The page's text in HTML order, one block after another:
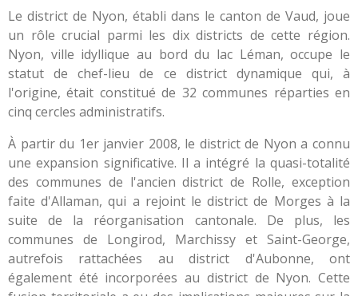
Le district de Nyon, établi dans le canton de Vaud, joue
un rôle crucial parmi les dix districts de cette région.
Nyon, ville idyllique au bord du lac Léman, occupe le
statut de chef-lieu de ce district dynamique qui, à
l'origine, était constitué de 32 communes réparties en
cinq cercles administratifs.
À partir du 1er janvier 2008, le district de Nyon a connu
une expansion significative. Il a intégré la quasi-totalité
des communes de l'ancien district de Rolle, exception
faite d'Allaman, qui a rejoint le district de Morges à la
suite de la réorganisation cantonale. De plus, les
communes de Longirod, Marchissy et Saint-George,
autrefois rattachées au district d'Aubonne, ont
également été incorporées au district de Nyon. Cette